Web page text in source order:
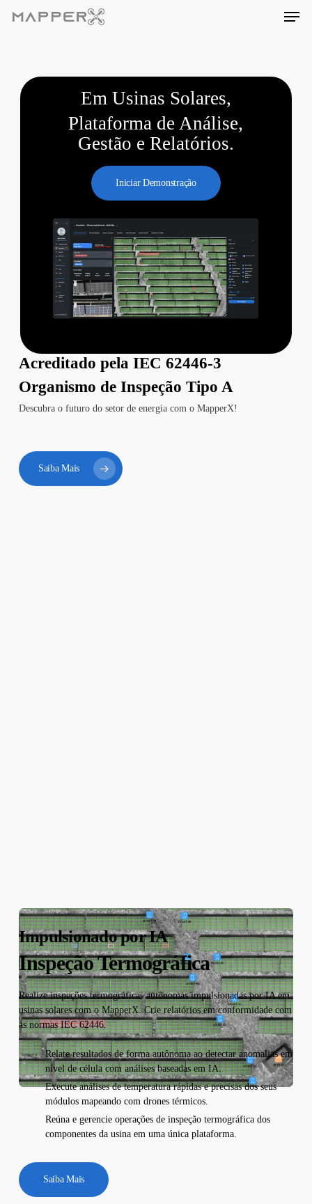
Menu
Em Usinas Solares,
Plataforma de Análise,
Gestão e Relatórios.
Iniciar Demonstração
Acreditado pela IEC 62446-3
Organismo de Inspeção Tipo A
Descubra o futuro do setor de energia com o MapperX!
Saiba Mais
Impulsionado por IA
Inspeção Termográfica
Realize inspeções termográficas autônomas impulsionadas por IA em
usinas solares com o MapperX. Crie relatórios em conformidade com
as normas IEC 62446.
Relate resultados de forma autônoma ao detectar anomalias em
nível de célula com análises baseadas em IA.
Execute análises de temperatura rápidas e precisas dos seus
módulos mapeando com drones térmicos.
Reúna e gerencie operações de inspeção termográfica dos
componentes da usina em uma única plataforma.
Saiba Mais